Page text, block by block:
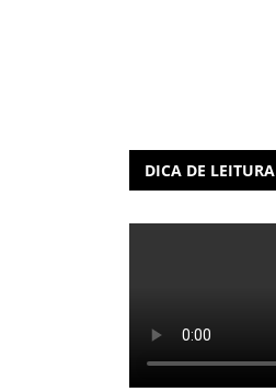
DICA DE LEITURA